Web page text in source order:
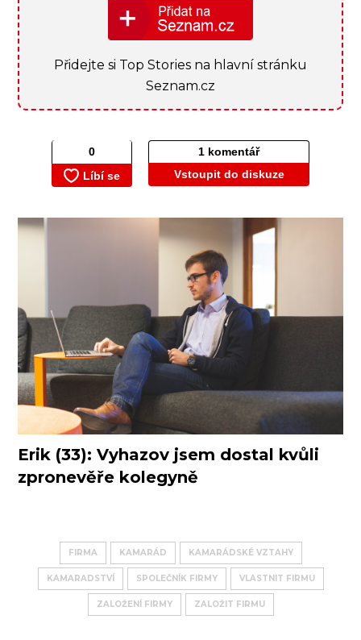
Přidejte si Top Stories na hlavní stránku
Seznam.cz
1 komentář
Vstoupit do diskuze
Erik (33): Vyhazov jsem dostal kvůli
zpronevěře kolegyně
FIRMA KAMARÁD KAMARÁDSKÉ VZTAHY
KAMARADSTVÍ SPOLEČNÍK FIRMY VLASTNIT FIRMU
ZALOŽENÍ FIRMY ZALOŽIT FIRMU